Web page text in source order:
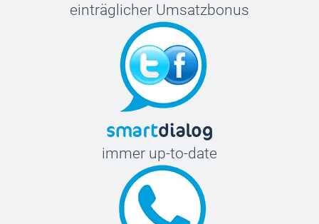
einträglicher Umsatzbonus
immer up-to-date